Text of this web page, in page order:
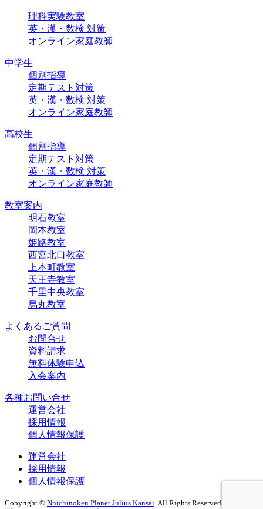
理科実験教室
英・漢・数検 対策
オンライン家庭教師
中学生
個別指導
定期テスト対策
英・漢・数検 対策
オンライン家庭教師
高校生
個別指導
定期テスト対策
英・漢・数検 対策
オンライン家庭教師
教室案内
明石教室
岡本教室
姫路教室
西宮北口教室
上本町教室
天王寺教室
千里中央教室
烏丸教室
よくあるご質問
お問合せ
資料請求
無料体験申込
入会案内
各種お問い合せ
運営会社
採用情報
個人情報保護
運営会社
採用情報
個人情報保護
Copyright © Nnichinoken Planet Julius Kansai . All Rights Reserved.